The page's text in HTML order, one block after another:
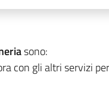
sono:
con gli altri servizi